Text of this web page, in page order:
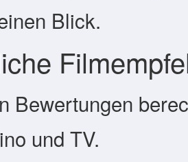
Blick.
Bewertungen
und TV.